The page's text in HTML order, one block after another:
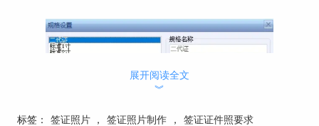
展开阅读全文
︾
标签： 签证照片 ， 签证照片制作 ， 签证证件照要求